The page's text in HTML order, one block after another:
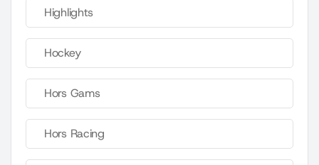
Highlights
Hockey
Hors Gams
Hors Racing